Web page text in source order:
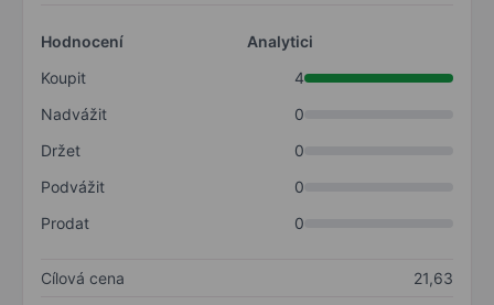
Hodnocení
Analytici
Koupit
4
Nadvážit
0
Držet
0
Podvážit
0
Prodat
0
Cílová cena
21,63